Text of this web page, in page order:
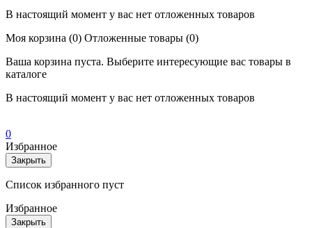
В настоящий момент у вас нет отложенных товаров
Моя корзина (0) Отложенные товары (0)
Ваша корзина пуста. Выберите интересующие вас товары в
каталоге
В настоящий момент у вас нет отложенных товаров
0
Избранное
Закрыть
Список избранного пуст
Избранное
Закрыть